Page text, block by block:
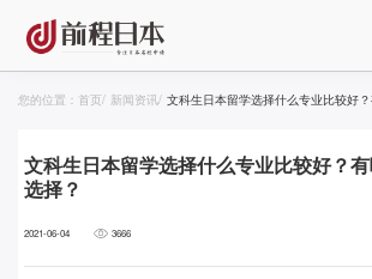
您的位置： 首页/ 新闻资讯/ 文科生日本留学选择什么专业比较好
文科生日本留学选择什么专业比较好？
选择？
2021-06-04 3666